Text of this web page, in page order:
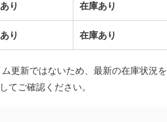
り 在庫あり
り 在庫あり
更新ではないため、最新の在庫状況を
てご確認ください。